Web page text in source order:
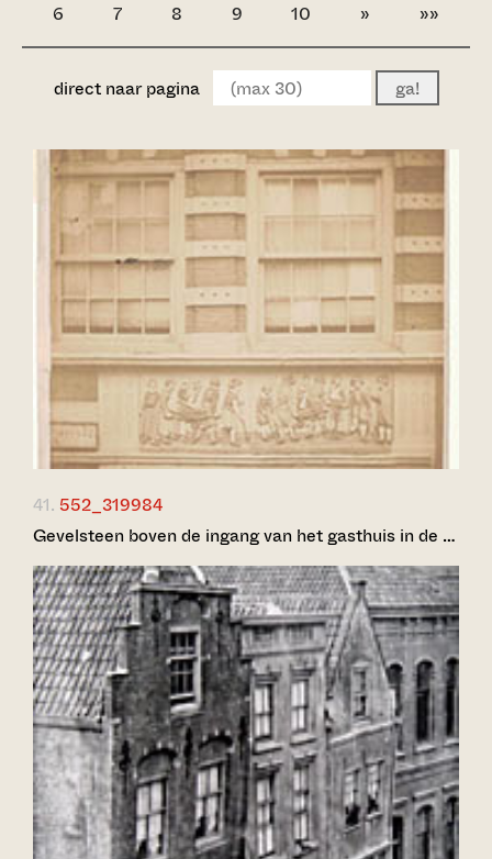
6 7 8 9 10 » »»
direct naar pagina ga!
41. 552_319984
Gevelsteen boven de ingang van het gasthuis in de …